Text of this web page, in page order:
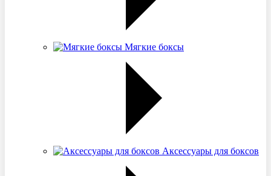
Мягкие боксы
Аксессуары для боксов